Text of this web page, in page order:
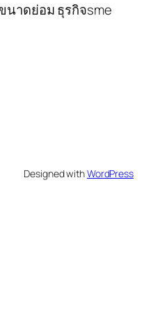
นาดย่อม ธุรกิจsme
Designed withWordPress